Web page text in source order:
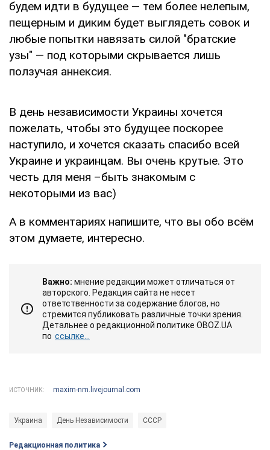
будем идти в будущее — тем более нелепым,
пещерным и диким будет выглядеть совок и
любые попытки навязать силой "братские
узы" — под которыми скрывается лишь
ползучая аннексия.
В день независимости Украины хочется
пожелать, чтобы это будущее поскорее
наступило, и хочется сказать спасибо всей
Украине и украинцам. Вы очень крутые. Это
честь для меня –быть знакомым с
некоторыми из вас)
А в комментариях напишите, что вы обо всём
этом думаете, интересно.
Важно: мнение редакции может отличаться от
авторского. Редакция сайта не несет
ответственности за содержание блогов, но
стремится публиковать различные точки зрения.
Детальнее о редакционной политике OBOZ.UA
по ссылке...
ИСТОЧНИК: maxim-nm.livejournal.com
Украина День Независимости СССР
Редакционная политика